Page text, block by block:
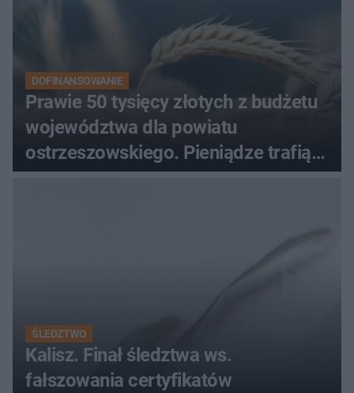
DOFINANSOWANIE
Prawie 50 tysięcy złotych z budżetu
województwa dla powiatu
ostrzeszowskiego. Pieniądze trafią
do czterech organizacji
ŚLEDZTWO
Kalisz. Finał śledztwa ws.
fałszowania certyfikatów